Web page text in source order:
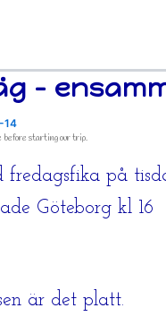
–
14
before starting our trip.
fredagsfika på
Göteborg kl 16
är det platt.